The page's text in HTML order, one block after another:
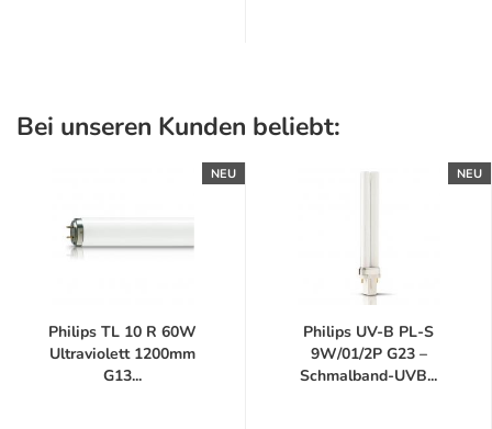
Bei unseren Kunden beliebt:
NEU
Philips TL 10 R 60W
Ultraviolett 1200mm
G13...
NEU
Philips UV-B PL-S
9W/01/2P G23 –
Schmalband-UVB...